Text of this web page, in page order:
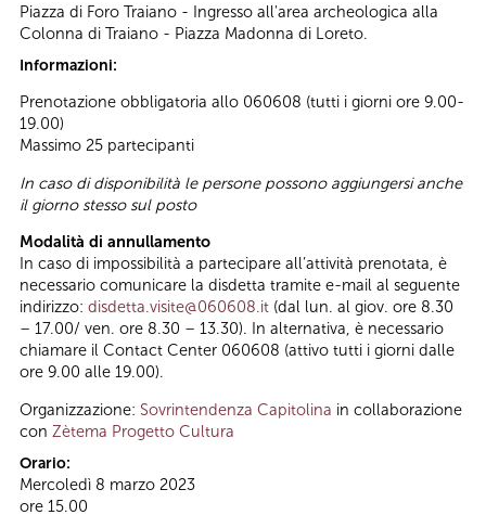
Piazza di Foro Traiano - Ingresso all'area archeologica alla
Colonna di Traiano - Piazza Madonna di Loreto.
Informazioni:
Prenotazione obbligatoria allo 060608 (tutti i giorni ore 9.00-
19.00)
Massimo 25 partecipanti
In caso di disponibilità le persone possono aggiungersi anche
il giorno stesso sul posto
Modalità di annullamento
In caso di impossibilità a partecipare all’attività prenotata, è
necessario comunicare la disdetta tramite e-mail al seguente
indirizzo: disdetta.visite@060608.it (dal lun. al giov. ore 8.30
– 17.00/ ven. ore 8.30 – 13.30). In alternativa, è necessario
chiamare il Contact Center 060608 (attivo tutti i giorni dalle
ore 9.00 alle 19.00).
Organizzazione: Sovrintendenza Capitolina in collaborazione
con Zètema Progetto Cultura
Orario:
Mercoledì 8 marzo 2023
ore 15.00